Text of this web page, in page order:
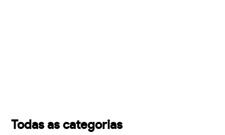
Todas as categorias